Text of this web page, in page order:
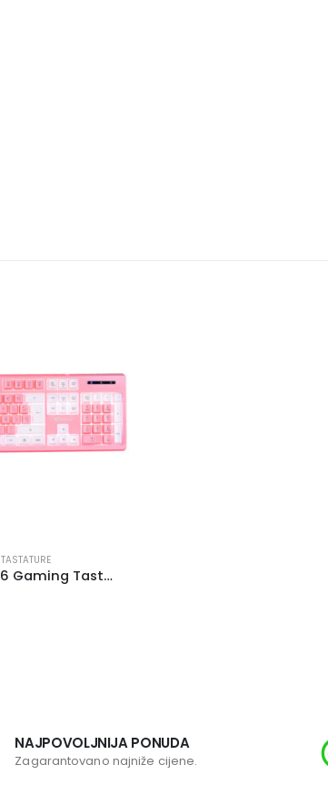
TASTATURE
Xtrike Me KB-706 Gaming Tastatura
NAJPOVOLJNIJA PONUDA
Zagarantovano najniže cijene.